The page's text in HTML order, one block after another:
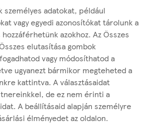
étel a mindenünk” –
kiváló alapanyagokra
kampánya
adatokat, például
vagy egyedi azonosítókat tárolunk a
azokhoz. Az Összes
elutasítása gombok
vagy módosíthatod a
ugyanezt bármikor megteheted a
kattintva. A választásaidat
de ez nem érinti a
A beállításaid alapján személyre
élményedet az oldalon.